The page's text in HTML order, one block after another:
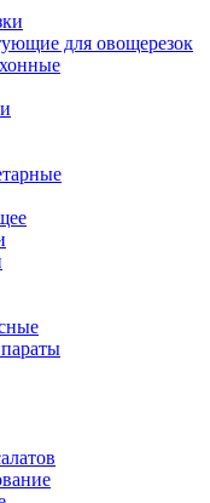
для овощерезок